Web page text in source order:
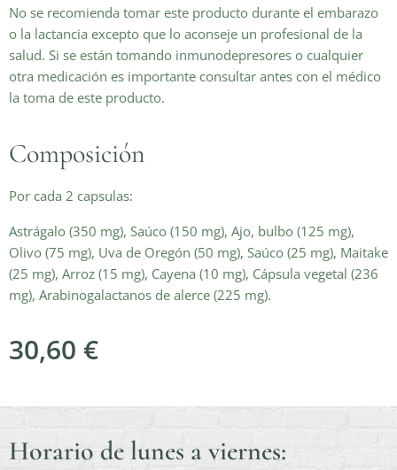
No se recomienda tomar este producto durante el embarazo
o la lactancia excepto que lo aconseje un profesional de la
salud. Si se están tomando inmunodepresores o cualquier
otra medicación es importante consultar antes con el médico
la toma de este producto.
Composición
Por cada 2 capsulas:
Astrágalo (350 mg), Saúco (150 mg), Ajo, bulbo (125 mg),
Olivo (75 mg), Uva de Oregón (50 mg), Saúco (25 mg), Maitake
(25 mg), Arroz (15 mg), Cayena (10 mg), Cápsula vegetal (236
mg), Arabinogalactanos de alerce (225 mg).
30,60 €
Horario de lunes a viernes: